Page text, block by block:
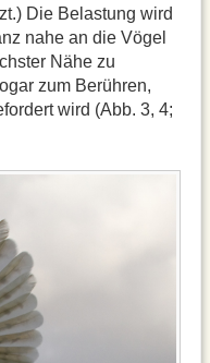
Die Belastung wird
nahe an die Vögel
Nähe zu
zum Berühren,
wird (Abb. 3, 4;